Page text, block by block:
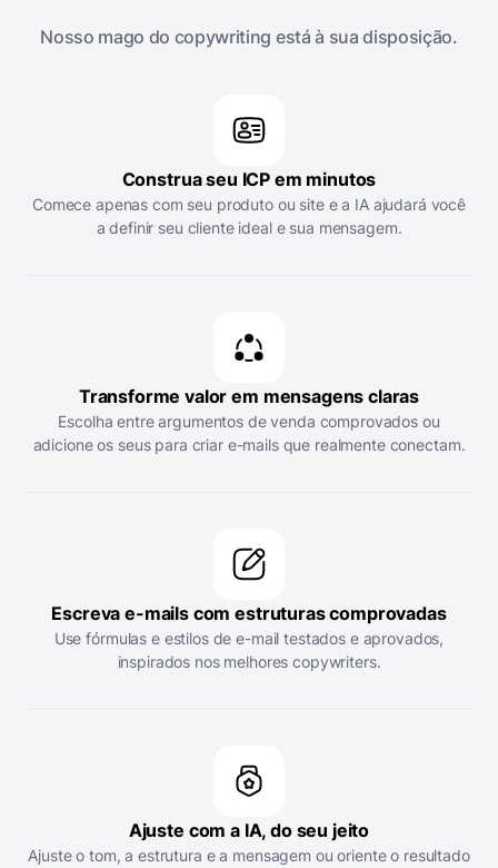
Nosso mago do copywriting está à sua disposição.
Construa seu ICP em minutos
Comece apenas com seu produto ou site e a IA ajudará você
a definir seu cliente ideal e sua mensagem.
Transforme valor em mensagens claras
Escolha entre argumentos de venda comprovados ou
adicione os seus para criar e-mails que realmente conectam.
Escreva e-mails com estruturas comprovadas
Use fórmulas e estilos de e-mail testados e aprovados,
inspirados nos melhores copywriters.
Ajuste com a IA, do seu jeito
Ajuste o tom, a estrutura e a mensagem ou oriente o resultado